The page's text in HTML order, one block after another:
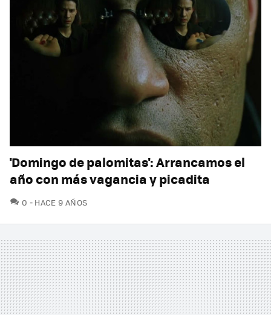
'Domingo de palomitas': Arrancamos el
año con más vagancia y picadita
0 COMENTARIOS
HACE 9 AÑOS